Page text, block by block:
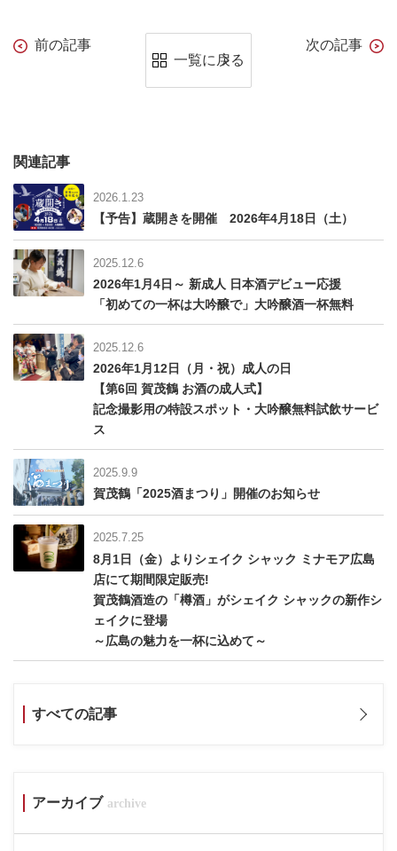
前の記事
次の記事
一覧に戻る
関連記事
2026.1.23
【予告】蔵開きを開催 2026年4月18日（土）
2025.12.6
2026年1月4日～ 新成人 日本酒デビュー応援
「初めての一杯は大吟醸で」大吟醸酒一杯無料
2025.12.6
2026年1月12日（月・祝）成人の日
【第6回 賀茂鶴 お酒の成人式】
記念撮影用の特設スポット・大吟醸無料試飲サービ
ス
2025.9.9
賀茂鶴「2025酒まつり」開催のお知らせ
2025.7.25
8月1日（金）よりシェイク シャック ミナモア広島
店にて期間限定販売!
賀茂鶴酒造の「樽酒」がシェイク シャックの新作シ
ェイクに登場
～広島の魅力を一杯に込めて～
すべての記事
アーカイブ